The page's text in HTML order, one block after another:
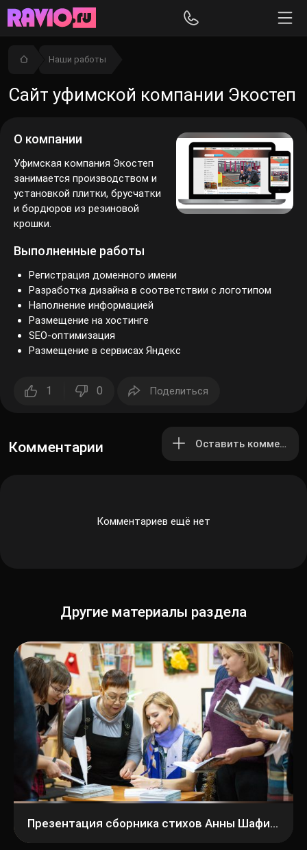
Наши работы
Сайт уфимской компании Экостеп
О компании
Уфимская компания Экостеп
занимается производством и
установкой плитки, брусчатки
и бордюров из резиновой
крошки.
Выполненные работы
Регистрация доменного имени
Разработка дизайна в соответствии с логотипом
Наполнение информацией
Размещение на хостинге
SEO-оптимизация
Размещение в сервисах Яндекс
1 0 Поделиться
Комментарии Оставить
Комментариев ещё нет
Другие материалы раздела
Презентация сборника стихов Анны Шафиковой